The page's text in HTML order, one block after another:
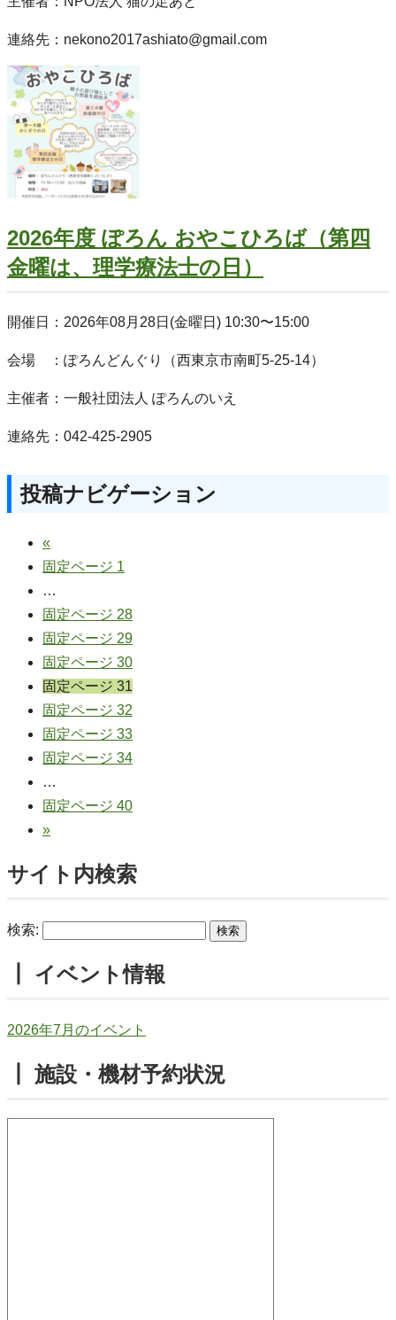
連絡先：nekono2017ashiato@gmail.com
2026年度 ぽろん おやこひろば（第四
金曜は、理学療法士の日）
開催日：2026年08月28日(金曜日) 10:30〜15:00
会場 ：ぽろんどんぐり（西東京市南町5-25-14）
主催者：一般社団法人 ぽろんのいえ
連絡先：042-425-2905
投稿ナビゲーション
«
固定ページ 1
…
固定ページ 28
固定ページ 29
固定ページ 30
固定ページ 31
固定ページ 32
固定ページ 33
固定ページ 34
…
固定ページ 40
»
サイト内検索
検索:
┃ イベント情報
2026年7月のイベント
┃ 施設・機材予約状況